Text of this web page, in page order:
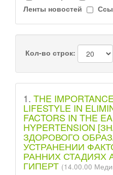
Ленты новостей
Кол-во строк:
1. THE
LIFESTYLE IN
FACTORS IN THE
HYPERTENSION
ЗДОРОВОГО
УСТРАНЕНИИ
РАННИХ СТАДИЯХ
ГИПЕРТ (14.00.00